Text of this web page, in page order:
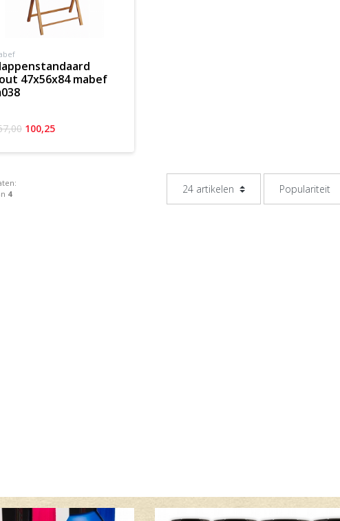
47x56x84 mabef
100,25
4